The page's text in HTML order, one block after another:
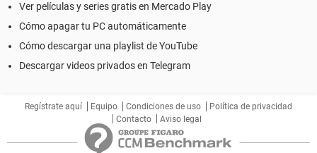
Ver películas y series gratis en Mercado Play
Cómo apagar tu PC automáticamente
Cómo descargar una playlist de YouTube
Descargar videos privados en Telegram
Regístrate aquí Equipo Condiciones de uso
Política de privacidad
Contacto
Aviso legal